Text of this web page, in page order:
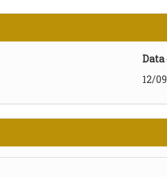
Data
12/